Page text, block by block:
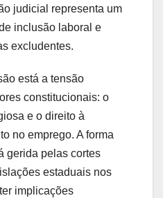
judicial representa um
inclusão laboral e
excludentes.
está a tensão
constitucionais: o
e o direito à
no emprego. A forma
gerida pelas cortes
estaduais nos
implicações